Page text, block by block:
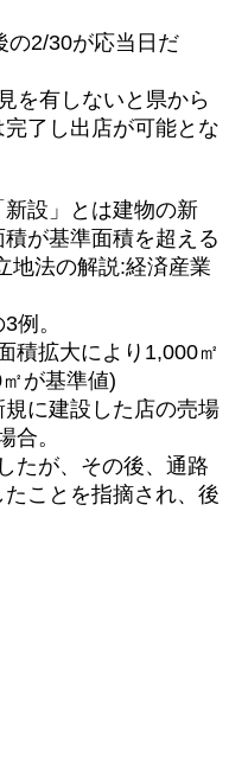
2/30が応当日だ
を有しないと県から
了し出店が可能とな
設」とは建物の新
が基準面積を超える
地法の解説:経済産業
例。
積拡大により1,000㎡
が基準値)
規に建設した店の売場
合。
たが、その後、通路
ことを指摘され、後